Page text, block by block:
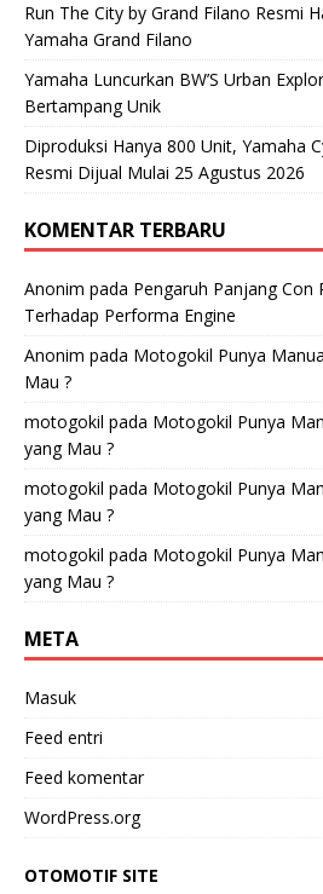
Run The City by Grand Filano Resmi
Yamaha Grand Filano
Yamaha Luncurkan BW’S Urban
Bertampang Unik
Diproduksi Hanya 800 Unit, Yamaha
Resmi Dijual Mulai 25 Agustus 2026
KOMENTAR TERBARU
Anonim pada Pengaruh Panjang Con
Terhadap Performa Engine
Anonim pada Motogokil Punya
Mau ?
motogokil pada Motogokil Punya
yang Mau ?
motogokil pada Motogokil Punya
yang Mau ?
motogokil pada Motogokil Punya
yang Mau ?
META
Masuk
Feed entri
Feed komentar
WordPress.org
OTOMOTIF SITE